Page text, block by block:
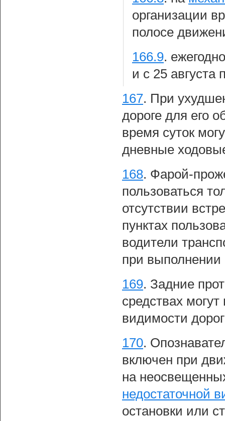
организации
полосе
166.9.
и с 25 августа
167. При
дороге для его
время суток
дневные
168. Фарой-
пользоваться
отсутствии
пунктах
водители
при выполнении
169. Задние
средствах
видимости
170.
включен при
на
недостаточной
остановки или